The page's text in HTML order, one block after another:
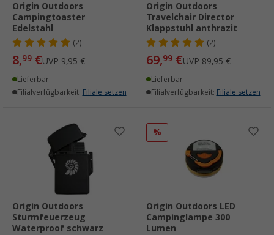
Origin Outdoors
Campingtoaster
Edelstahl
(2)
8,99 €UVP 9,95 €
Lieferbar
Filialverfügbarkeit: Filiale setzen
Origin Outdoors
Travelchair Director
Klappstuhl anthrazit
(2)
69,99 €UVP 89,95 €
Lieferbar
Filialverfügbarkeit: Filiale setzen
Origin Outdoors
Sturmfeuerzeug
Waterproof schwarz
%
Origin Outdoors LED
Campinglampe 300
Lumen